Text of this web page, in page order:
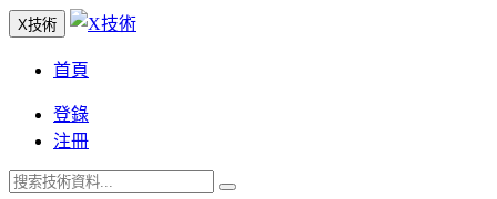
X技術
首頁
登錄
注冊